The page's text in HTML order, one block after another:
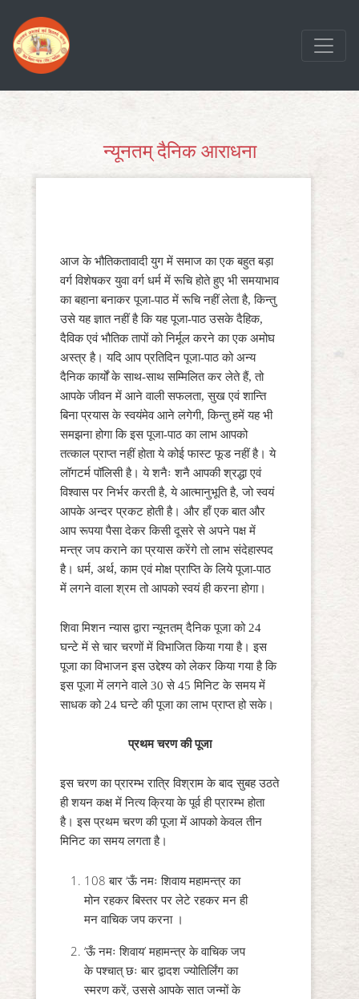
जाएं
न्यूनतम् दैनिक आराधना
आज के भौतिकतावादी युग में समाज का एक बहुत बड़ा
वर्ग विशेषकर युवा वर्ग धर्म में रूचि होते हुए भी समयाभाव
का बहाना बनाकर पूजा-पाठ में रूचि नहीं लेता है, किन्तु
उसे यह ज्ञात नहीं है कि यह पूजा-पाठ उसके दैहिक,
दैविक एवं भौतिक तापों को निर्मूल करने का एक अमोघ
अस्त्र है। यदि आप प्रतिदिन पूजा-पाठ को अन्य
दैनिक कार्यों के साथ-साथ सम्मिलित कर लेते हैं, तो
आपके जीवन में आने वाली सफलता, सुख एवं शान्ति
बिना प्रयास के स्वयंमेव आने लगेगी, किन्तु हमें यह भी
समझना होगा कि इस पूजा-पाठ का लाभ आपको
तत्काल प्राप्त नहीं होता ये कोई फास्ट फूड नहीं है। ये
लॉगटर्म पॉलिसी है। ये शनैः शनै आपकी श्रद्धा एवं
विश्वास पर निर्भर करती है, ये आत्मानुभूति है, जो स्वयं
आपके अन्दर प्रकट होती है। और हाँ एक बात और
आप रूपया पैसा देकर किसी दूसरे से अपने पक्ष में
मन्त्र जप कराने का प्रयास करेंगे तो लाभ संदेहास्पद
है। धर्म, अर्थ, काम एवं मोक्ष प्राप्ति के लिये पूजा-पाठ
में लगने वाला श्रम तो आपको स्वयं ही करना होगा।
शिवा मिशन न्यास द्वारा न्यूनतम् दैनिक पूजा को 24
घन्टे में से चार चरणों में विभाजित किया गया है। इस
पूजा का विभाजन इस उद्देश्य को लेकर किया गया है कि
इस पूजा में लगने वाले 30 से 45 मिनिट के समय में
साधक को 24 घन्टे की पूजा का लाभ प्राप्त हो सके।
प्रथम चरण की पूजा
इस चरण का प्रारम्भ रात्रि विश्राम के बाद सुबह उठते
ही शयन कक्ष में नित्य क्रिया के पूर्व ही प्रारम्भ होता
है। इस प्रथम चरण की पूजा में आपको केवल तीन
मिनिट का समय लगता है।
108 बार ‘ऊँ नमः शिवाय महामन्त्र का
मोन रहकर बिस्तर पर लेटे रहकर मन ही
मन वाचिक जप करना ।
‘ऊँ नमः शिवाय’ महामन्त्र के वाचिक जप
के पश्चात् छः बार द्वादश ज्योतिर्लिंग का
स्मरण करें, उससे आपके सात जन्मों के